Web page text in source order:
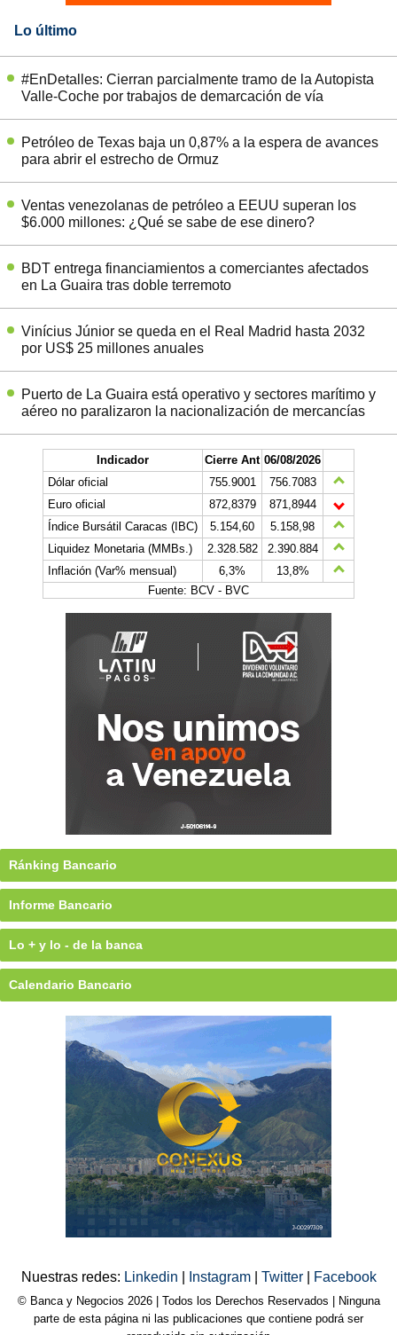
Lo último
#EnDetalles: Cierran parcialmente tramo de la Autopista
Valle-Coche por trabajos de demarcación de vía
Petróleo de Texas baja un 0,87% a la espera de avances
para abrir el estrecho de Ormuz
Ventas venezolanas de petróleo a EEUU superan los
$6.000 millones: ¿Qué se sabe de ese dinero?
BDT entrega financiamientos a comerciantes afectados
en La Guaira tras doble terremoto
Vinícius Júnior se queda en el Real Madrid hasta 2032
por US$ 25 millones anuales
Puerto de La Guaira está operativo y sectores marítimo y
aéreo no paralizaron la nacionalización de mercancías
Indicador Cierre Ant 06/08/2026
Dólar oficial
755.9001
756.7083
Euro oficial
872,8379
871,8944
Índice Bursátil Caracas (IBC)
5.154,60
5.158,98
Liquidez Monetaria (MMBs.)
2.328.582
2.390.884
Inflación (Var% mensual)
6,3%
13,8%
Fuente: BCV - BVC
Ránking Bancario
Informe Bancario
Lo + y lo - de la banca
Calendario Bancario
Nuestras redes: Linkedin Instagram Twitter Facebook
© Banca y Negocios 2026 | Todos los Derechos Reservados | Ninguna
parte de esta página ni las publicaciones que contiene podrá ser